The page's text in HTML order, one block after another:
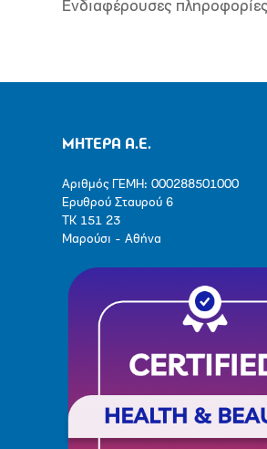
Ενδιαφέρουσες
ΜΗΤΕΡΑ Α.Ε.
Αριθμός ΓΕΜΗ: 000288501000
Ερυθρού Σταυρού 6
ΤΚ 151 23
Μαρούσι - Αθήνα